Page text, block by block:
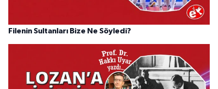
Filenin Sultanları Bize Ne Söyledi?